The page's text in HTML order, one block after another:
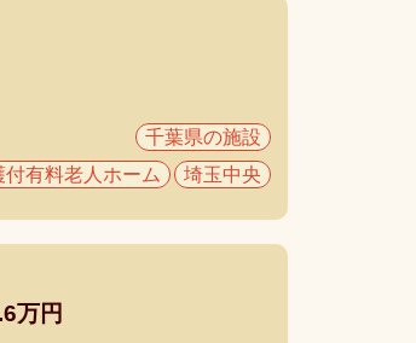
千葉県の施設
付有料老人ホーム
埼玉中央
万円